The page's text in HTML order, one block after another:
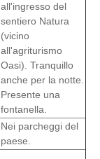
all'ingresso del
sentiero Natura
(vicino
all'agriturismo
Oasi). Tranquillo
anche per la notte.
Presente una
fontanella.
Nei parcheggi del
paese.